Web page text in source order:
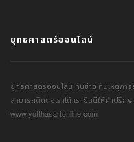
ยุทธศาสตร์ออนไลน์
ยุทธศาสตร์ออนไลน์ ทันข่าว ทันเหตุกา
สามารถติดต่อเราได้ เรายินดีให้คำปรึก
www.yutthasartonline.com